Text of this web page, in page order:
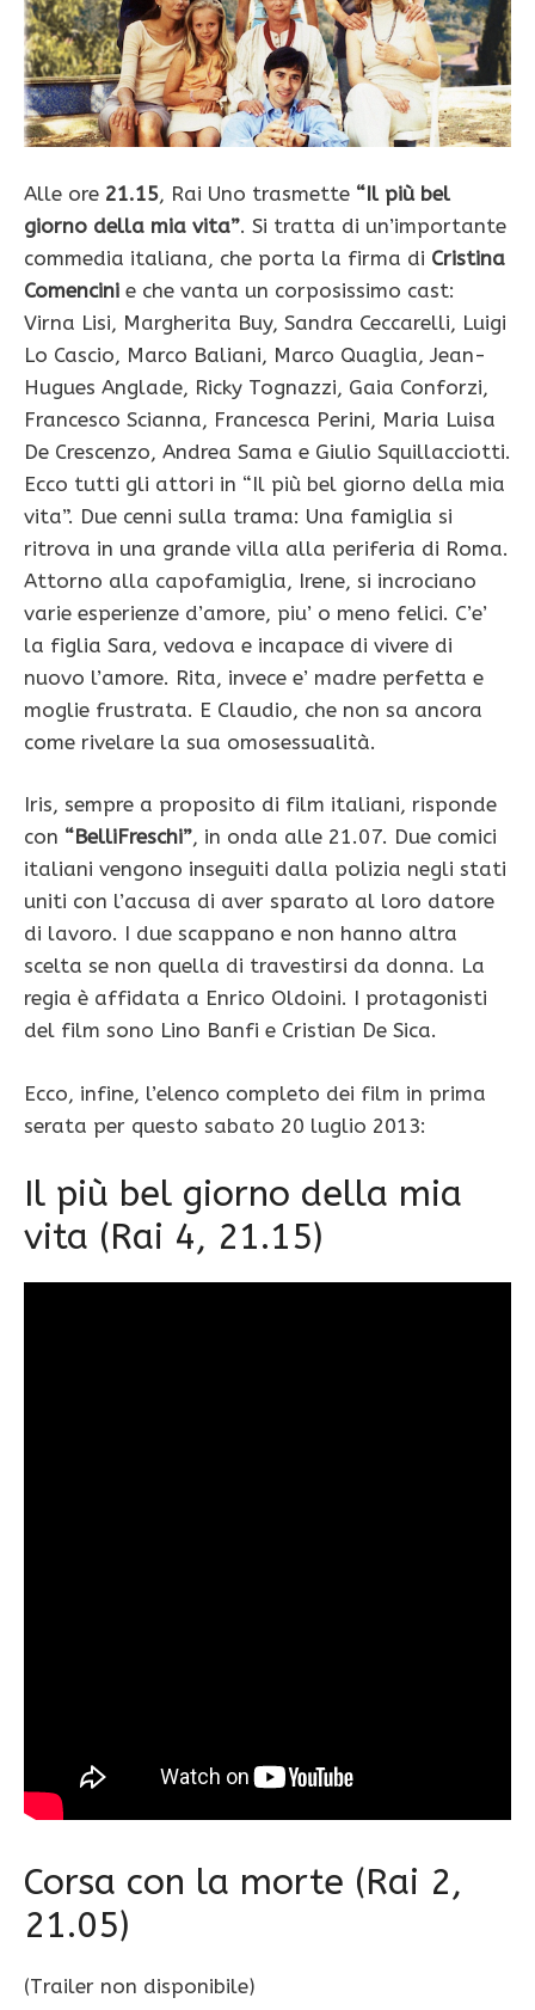
Alle ore 21.15, Rai Uno trasmette “Il più bel
giorno della mia vita”. Si tratta di un’importante
commedia italiana, che porta la firma di Cristina
Comencini e che vanta un corposissimo cast:
Virna Lisi, Margherita Buy, Sandra Ceccarelli, Luigi
Lo Cascio, Marco Baliani, Marco Quaglia, Jean-
Hugues Anglade, Ricky Tognazzi, Gaia Conforzi,
Francesco Scianna, Francesca Perini, Maria Luisa
De Crescenzo, Andrea Sama e Giulio Squillacciotti.
Ecco tutti gli attori in “Il più bel giorno della mia
vita”. Due cenni sulla trama: Una famiglia si
ritrova in una grande villa alla periferia di Roma.
Attorno alla capofamiglia, Irene, si incrociano
varie esperienze d’amore, piu’ o meno felici. C’e’
la figlia Sara, vedova e incapace di vivere di
nuovo l’amore. Rita, invece e’ madre perfetta e
moglie frustrata. E Claudio, che non sa ancora
come rivelare la sua omosessualità.
Iris, sempre a proposito di film italiani, risponde
con “BelliFreschi”, in onda alle 21.07. Due comici
italiani vengono inseguiti dalla polizia negli stati
uniti con l’accusa di aver sparato al loro datore
di lavoro. I due scappano e non hanno altra
scelta se non quella di travestirsi da donna. La
regia è affidata a Enrico Oldoini. I protagonisti
del film sono Lino Banfi e Cristian De Sica.
Ecco, infine, l’elenco completo dei film in prima
serata per questo sabato 20 luglio 2013:
Il più bel giorno della mia
vita (Rai 4, 21.15)
Corsa con la morte (Rai 2,
21.05)
(Trailer non disponibile)